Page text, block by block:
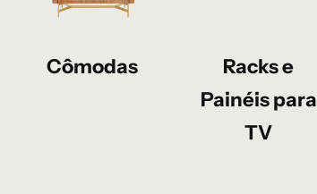
Cômodas
Racks e
Painéis para
TV